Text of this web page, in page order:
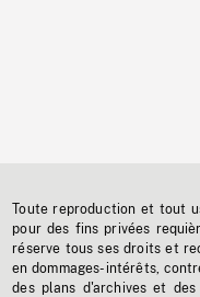
Toute reproduction et tout
pour des fins privées
réserve tous ses droits et
en dommages-intérêts,
des plans d'archives et